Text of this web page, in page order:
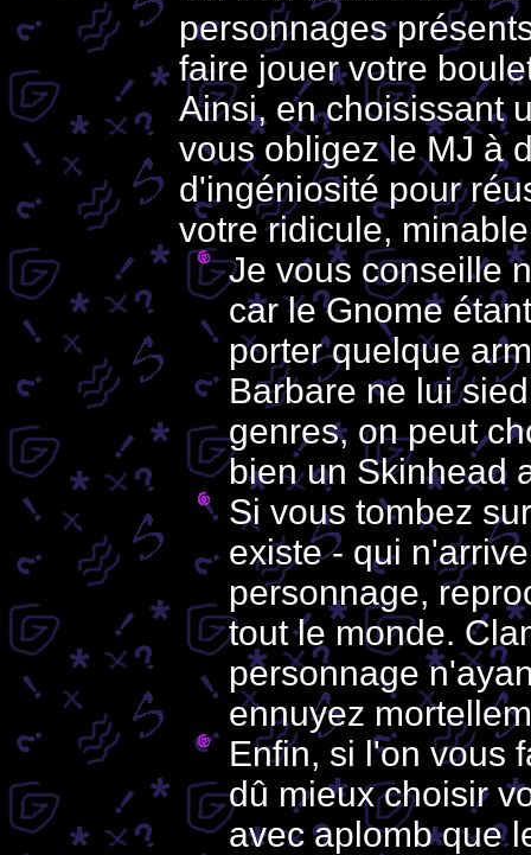
personnages
faire jouer votre
Ainsi, en choisissant
vous obligez le MJ à
d'ingéniosité pour
votre ridicule,
Je vous conseille
car le Gnome
porter quelque
Barbare ne lui
genres, on peut
bien un Skinhead
Si vous tombez
existe - qui
personnage,
tout le monde.
personnage
ennuyez
Enfin, si l'on vous
dû mieux choisir
avec aplomb que